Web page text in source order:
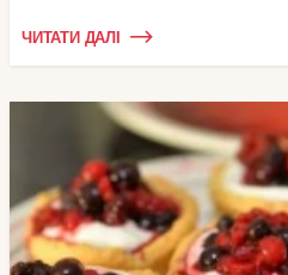
ЧИТАТИ ДАЛІ